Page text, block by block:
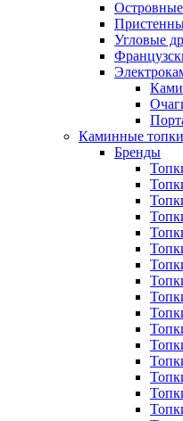
Угловые
Каминные топки
Бренды